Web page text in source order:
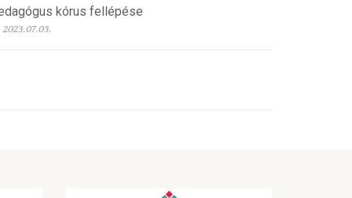
kórus fellépése
2023.07.03.